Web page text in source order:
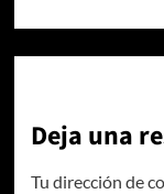
Deja una
Tu dirección de